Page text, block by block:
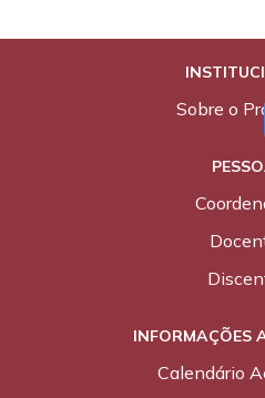
Sobre o
INFORMAÇÕES
Calendário